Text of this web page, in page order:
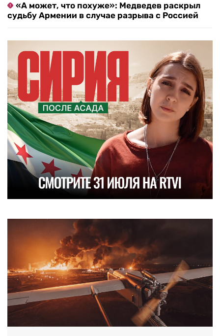
«А может, что похуже»: Медведев раскрыл
судьбу Армении в случае разрыва с Россией